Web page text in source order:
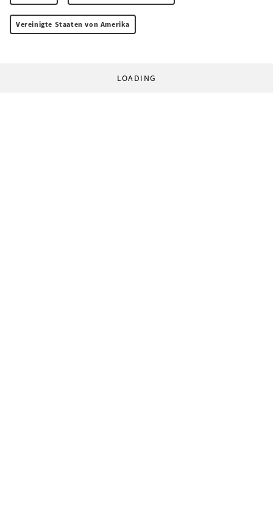
Vereinigte Staaten von Amerika
LOADING